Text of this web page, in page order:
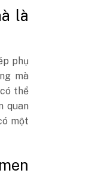
là
phụ
mà
thể
quan
một